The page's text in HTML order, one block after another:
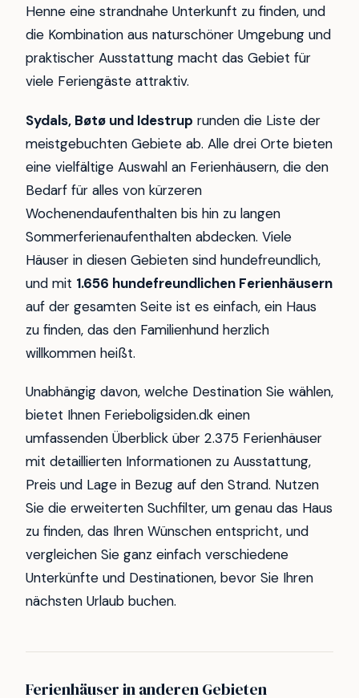
Henne eine strandnahe Unterkunft zu finden, und
die Kombination aus naturschöner Umgebung und
praktischer Ausstattung macht das Gebiet für
viele Feriengäste attraktiv.
Sydals, Bøtø und Idestrup runden die Liste der
meistgebuchten Gebiete ab. Alle drei Orte bieten
eine vielfältige Auswahl an Ferienhäusern, die den
Bedarf für alles von kürzeren
Wochenendaufenthalten bis hin zu langen
Sommerferienaufenthalten abdecken. Viele
Häuser in diesen Gebieten sind hundefreundlich,
und mit 1.656 hundefreundlichen Ferienhäusern
auf der gesamten Seite ist es einfach, ein Haus
zu finden, das den Familienhund herzlich
willkommen heißt.
Unabhängig davon, welche Destination Sie wählen,
bietet Ihnen Ferieboligsiden.dk einen
umfassenden Überblick über 2.375 Ferienhäuser
mit detaillierten Informationen zu Ausstattung,
Preis und Lage in Bezug auf den Strand. Nutzen
Sie die erweiterten Suchfilter, um genau das Haus
zu finden, das Ihren Wünschen entspricht, und
vergleichen Sie ganz einfach verschiedene
Unterkünfte und Destinationen, bevor Sie Ihren
nächsten Urlaub buchen.
Ferienhäuser in anderen Gebieten